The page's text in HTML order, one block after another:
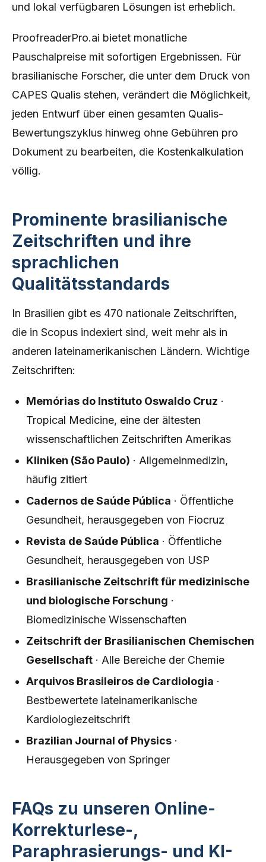
und lokal verfügbaren Lösungen ist erheblich.
ProofreaderPro.ai bietet monatliche
Pauschalpreise mit sofortigen Ergebnissen. Für
brasilianische Forscher, die unter dem Druck von
CAPES Qualis stehen, verändert die Möglichkeit,
jeden Entwurf über einen gesamten Qualis-
Bewertungszyklus hinweg ohne Gebühren pro
Dokument zu bearbeiten, die Kostenkalkulation
völlig.
Prominente brasilianische
Zeitschriften und ihre
sprachlichen
Qualitätsstandards
In Brasilien gibt es 470 nationale Zeitschriften,
die in Scopus indexiert sind, weit mehr als in
anderen lateinamerikanischen Ländern. Wichtige
Zeitschriften:
Memórias do Instituto Oswaldo Cruz ·
Tropical Medicine, eine der ältesten
wissenschaftlichen Zeitschriften Amerikas
Kliniken (São Paulo) · Allgemeinmedizin,
häufig zitiert
Cadernos de Saúde Pública · Öffentliche
Gesundheit, herausgegeben von Fiocruz
Revista de Saúde Pública · Öffentliche
Gesundheit, herausgegeben von USP
Brasilianische Zeitschrift für medizinische
und biologische Forschung ·
Biomedizinische Wissenschaften
Zeitschrift der Brasilianischen Chemischen
Gesellschaft · Alle Bereiche der Chemie
Arquivos Brasileiros de Cardiologia ·
Bestbewertete lateinamerikanische
Kardiologiezeitschrift
Brazilian Journal of Physics ·
Herausgegeben von Springer
FAQs zu unseren Online-
Korrekturlese-,
Paraphrasierungs- und KI-